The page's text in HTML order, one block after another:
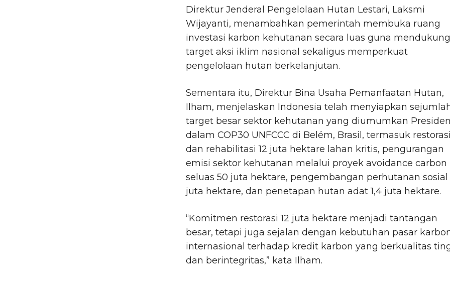
Direktur Jenderal Pengelolaan Hutan Lestari, Laksmi
Wijayanti, menambahkan pemerintah membuka ruang
investasi karbon kehutanan secara luas guna mendukung
target aksi iklim nasional sekaligus memperkuat
pengelolaan hutan berkelanjutan.
Sementara itu, Direktur Bina Usaha Pemanfaatan Hutan,
Ilham, menjelaskan Indonesia telah menyiapkan
target besar sektor kehutanan yang diumumkan
dalam COP30 UNFCCC di Belém, Brasil, termasuk restorasi
dan rehabilitasi 12 juta hektare lahan kritis, pengurangan
emisi sektor kehutanan melalui proyek avoidance carbon
seluas 50 juta hektare, pengembangan perhutanan sosial
juta hektare, dan penetapan hutan adat 1,4 juta hektare.
“Komitmen restorasi 12 juta hektare menjadi tantangan
besar, tetapi juga sejalan dengan kebutuhan pasar
internasional terhadap kredit karbon yang berkualitas
dan berintegritas,” kata Ilham.